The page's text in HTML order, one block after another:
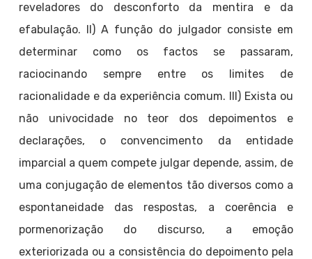
reveladores do desconforto da mentira e da
efabulação. II) A função do julgador consiste em
determinar como os factos se passaram,
raciocinando sempre entre os limites de
racionalidade e da experiência comum. III) Exista ou
não univocidade no teor dos depoimentos e
declarações, o convencimento da entidade
imparcial a quem compete julgar depende, assim, de
uma conjugação de elementos tão diversos como a
espontaneidade das respostas, a coerência e
pormenorização do discurso, a emoção
exteriorizada ou a consistência do depoimento pela